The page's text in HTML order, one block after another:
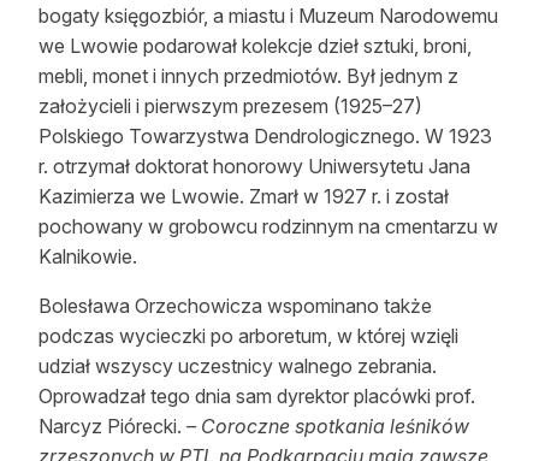
bogaty księgozbiór, a miastu i Muzeum Narodowemu
we Lwowie podarował kolekcje dzieł sztuki, broni,
mebli, monet i innych przedmiotów. Był jednym z
założycieli i pierwszym prezesem (1925–27)
Polskiego Towarzystwa Dendrologicznego. W 1923
r. otrzymał doktorat honorowy Uniwersytetu Jana
Kazimierza we Lwowie. Zmarł w 1927 r. i został
pochowany w grobowcu rodzinnym na cmentarzu w
Kalnikowie.
Bolesława Orzechowicza wspominano także
podczas wycieczki po arboretum, w której wzięli
udział wszyscy uczestnicy walnego zebrania.
Oprowadzał tego dnia sam dyrektor placówki prof.
Narcyz Piórecki. – Coroczne spotkania leśników
zrzeszonych w PTL na Podkarpaciu mają zawsze